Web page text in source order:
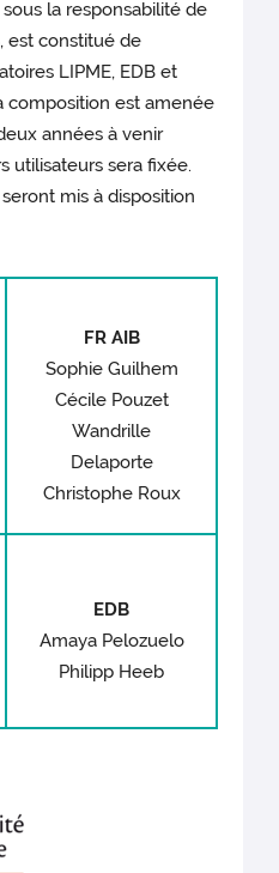
la responsabilité de
est constitué de
LIPME, EDB et
composition est amenée
années à venir
utilisateurs sera fixée.
mis à disposition
FR AIB
Sophie Guilhem
Cécile Pouzet
Wandrille
Delaporte
Christophe Roux
EDB
Amaya Pelozuelo
Philipp Heeb